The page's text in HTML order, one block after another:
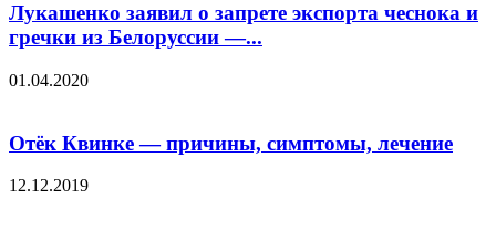
Лукашенко заявил о запрете экспорта чеснока и
гречки из Белоруссии —...
01.04.2020
Отёк Квинке — причины, симптомы, лечение
12.12.2019